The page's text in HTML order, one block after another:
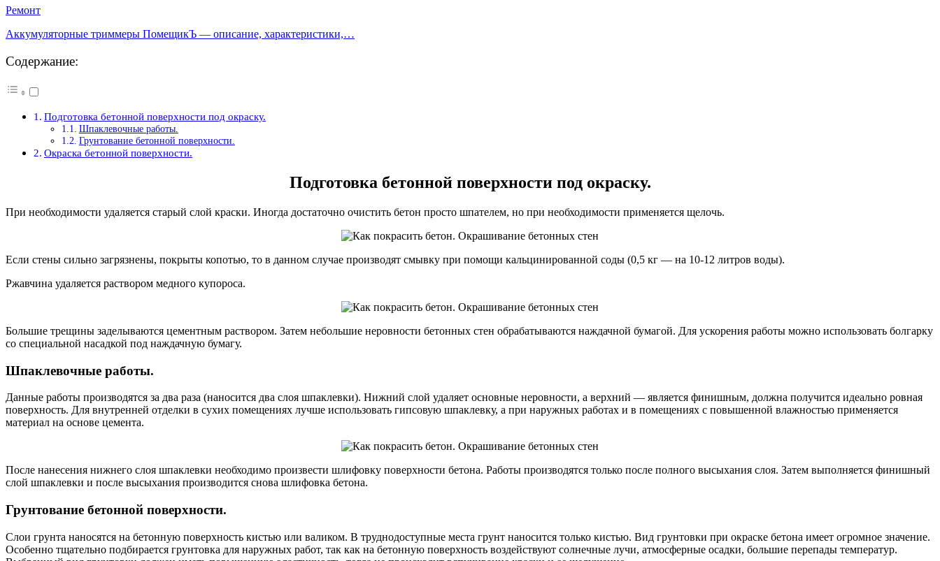
Ремонт
Аккумуляторные триммеры ПомещикЪ — описание, характеристики,…
Содержание:
Подготовка бетонной поверхности под окраску.
Шпаклевочные работы.
Грунтование бетонной поверхности.
Окраска бетонной поверхности.
Подготовка бетонной поверхности под окраску.
При необходимости удаляется старый слой краски. Иногда достаточно очистить бетон просто шпателем, но при необходимости применяется щелочь.
Если стены сильно загрязнены, покрыты копотью, то в данном случае производят смывку при помощи кальцинированной соды (0,5 кг — на 10-12 литров воды).
Ржавчина удаляется раствором медного купороса.
Большие трещины заделываются цементным раствором. Затем небольшие неровности бетонных стен обрабатываются наждачной бумагой. Для ускорения работы можно использовать болгарку
со специальной насадкой под наждачную бумагу.
Шпаклевочные работы.
Данные работы производятся за два раза (наносится два слоя шпаклевки). Нижний слой удаляет основные неровности, а верхний — является финишным, должна получится идеально ровная
поверхность. Для внутренней отделки в сухих помещениях лучше использовать гипсовую шпаклевку, а при наружных работах и в помещениях с повышенной влажностью применяется
материал на основе цемента.
После нанесения нижнего слоя шпаклевки необходимо произвести шлифовку поверхности бетона. Работы производятся только после полного высыхания слоя. Затем выполняется финишный
слой шпаклевки и после высыхания производится снова шлифовка бетона.
Грунтование бетонной поверхности.
Слои грунта наносятся на бетонную поверхность кистью или валиком. В труднодоступные места грунт наносится только кистью. Вид грунтовки при окраске бетона имеет огромное значение.
Особенно тщательно подбирается грунтовка для наружных работ, так как на бетонную поверхность воздействуют солнечные лучи, атмосферные осадки, большие перепады температур.